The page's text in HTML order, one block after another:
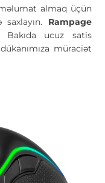
almaq üçün
Rampage
Bakıda ucuz satis
müraciət